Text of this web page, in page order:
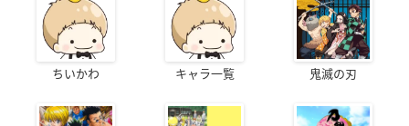
ちいかわ キャラ一覧 鬼滅の刃